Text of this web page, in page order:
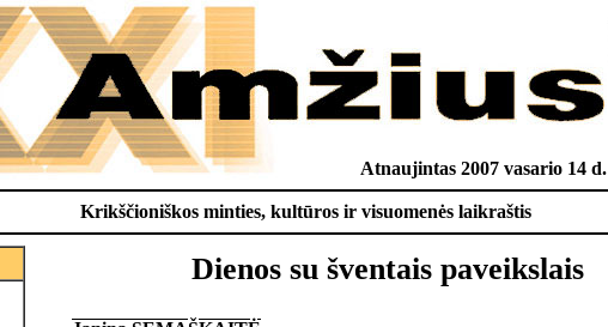
Atnaujintas 2007 vasario 14 d.
Krikščioniškos minties, kultūros ir visuomenės laikraštis
Dienos su šventais paveikslais